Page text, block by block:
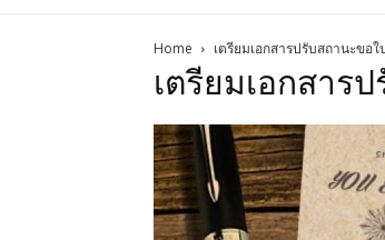
Home เตรียมเอกสารปรับสถานะขอ
เตรียมเอกสาร